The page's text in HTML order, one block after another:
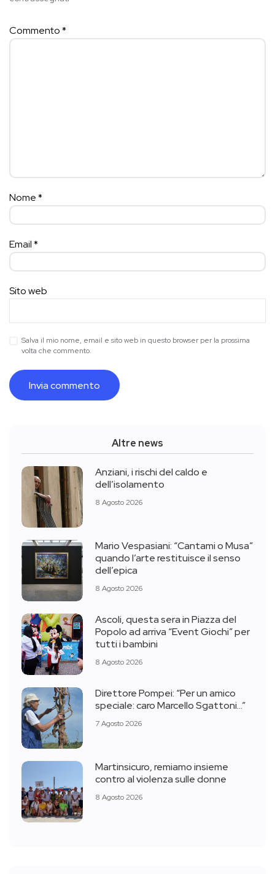
Commento*
Nome*
Email*
Sito web
Salva il mio nome, email e sito web in questo browser per la prossima
volta che commento.
Altre news
Anziani, i rischi del caldo e
dell’isolamento
8 Agosto 2026
Mario Vespasiani: “Cantami o Musa”
quando l’arte restituisce il senso
dell’epica
8 Agosto 2026
Ascoli, questa sera in Piazza del
Popolo ad arriva “Event Giochi” per
tutti i bambini
8 Agosto 2026
Direttore Pompei: “Per un amico
speciale: caro Marcello Sgattoni…”
7 Agosto 2026
Martinsicuro, remiamo insieme
contro al violenza sulle donne
8 Agosto 2026